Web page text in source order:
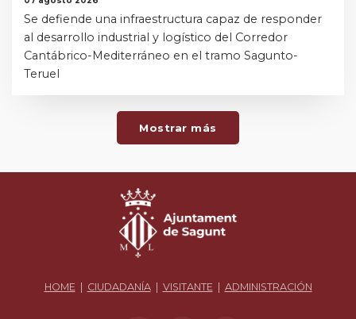
Se defiende una infraestructura capaz de responder
al desarrollo industrial y logístico del Corredor
Cantábrico-Mediterráneo en el tramo Sagunto-
Teruel
Mostrar más
HOME| CIUDADANÍA| VISITANTE| ADMINISTRACIÓN